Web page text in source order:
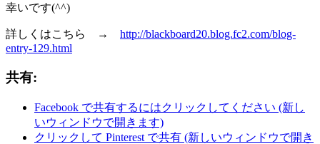
幸いです(^^)
詳しくはこちら → http://blackboard20.blog.fc2.com/blog-
entry-129.html
共有:
Facebook で共有するにはクリックしてください (新し
いウィンドウで開きます)
クリックして Pinterest で共有 (新しいウィンドウで開き